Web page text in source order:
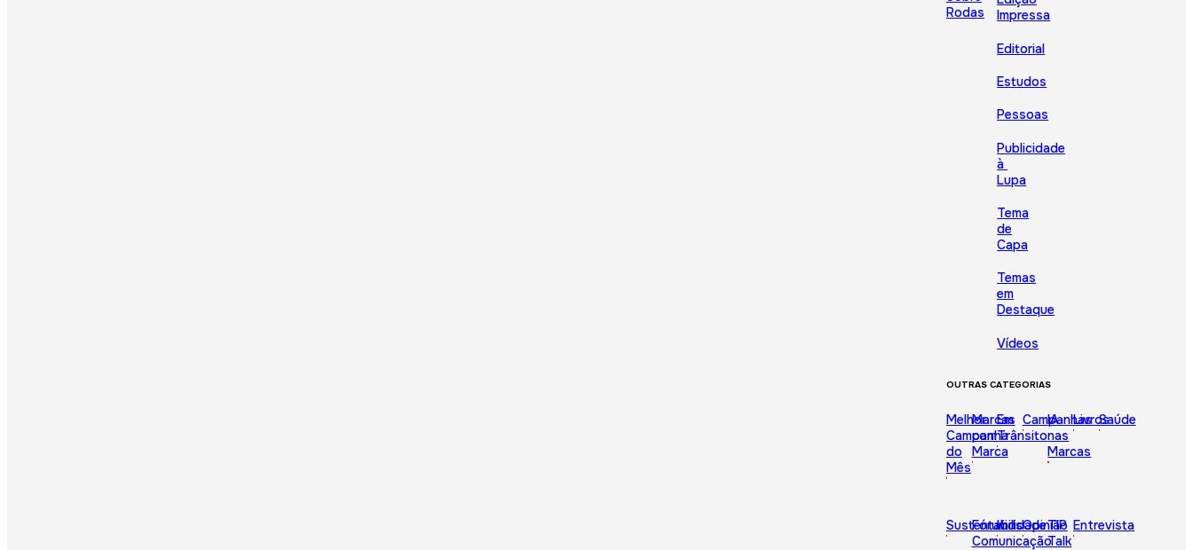
Rodas
Impressa
Editorial
Estudos
Pessoas
Publicidade
à
Lupa
Tema
de
Capa
Temas
em
Destaque
Vídeos
OUTRAS CATEGORIAS
Melhor
Campanha
do
Mês
Marcas
com
Marca
Em
Trânsito
Campanhas
IA
nas
Marcas
LivrosSaúde
Sustentabilidade
Fórum
Comunicação
KidsOpinião
TIP
Talk
Entrevista